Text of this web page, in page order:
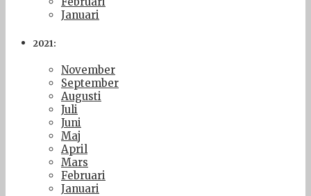
Januari
2021:
November
September
Augusti
Juli
Juni
Maj
April
Mars
Februari
Januari